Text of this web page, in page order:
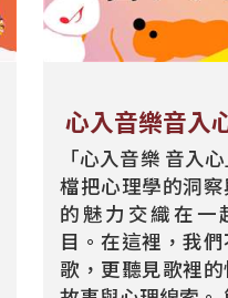
心入音樂音入
「心入音樂 音入
檔把心理學的洞
的魅力交織在一
目。在這裡，我
歌，更聽見歌裡